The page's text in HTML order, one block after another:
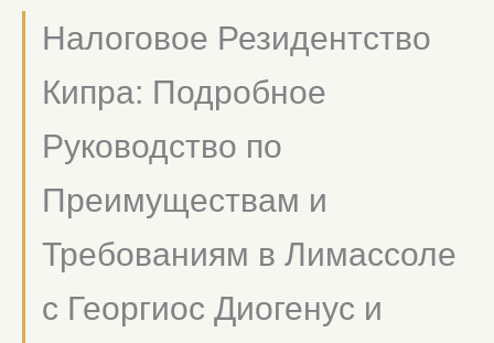
Налоговое Резидентство
Кипра: Подробное
Руководство по
Преимуществам и
Требованиям в Лимассоле
с Георгиос Диогенус и